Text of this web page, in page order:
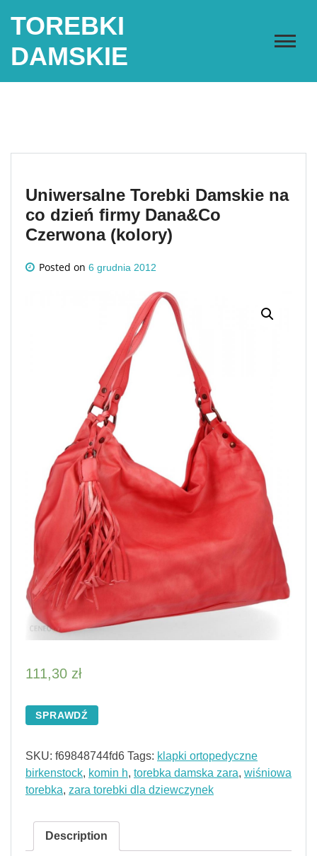
TOREBKI
DAMSKIE
Uniwersalne Torebki Damskie na
co dzień firmy Dana&Co
Czerwona (kolory)
Posted on 6 grudnia 2012
111,30 zł
SPRAWDŹ
SKU: f69848744fd6 Tags: klapki ortopedyczne
birkenstock, komin h, torebka damska zara, wiśniowa
torebka, zara torebki dla dziewczynek
Description